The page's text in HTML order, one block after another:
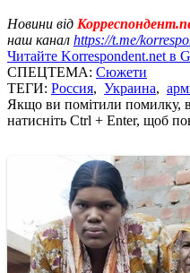
Новини від
наш канал https://t.me/
Читайте Korrespondent.net в
СПЕЦТЕМА: Сюжети
ТЕГИ: Россия, Украина,
Якщо ви помітили помилку,
натисніть Ctrl + Enter, щоб